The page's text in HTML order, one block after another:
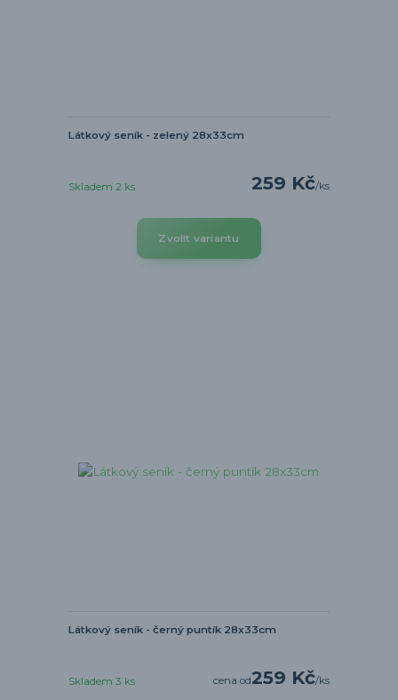
Látkový seník - zelený 28x33cm
259 Kč/ks
Skladem 2 ks
Zvolit variantu
Látkový seník - černý puntík 28x33cm
cena od259 Kč/ks
Skladem 3 ks